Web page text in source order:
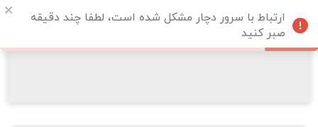
ارتباط با سرور دچار مشکل شده است، لطفا چند دقیقه
صبر کنید